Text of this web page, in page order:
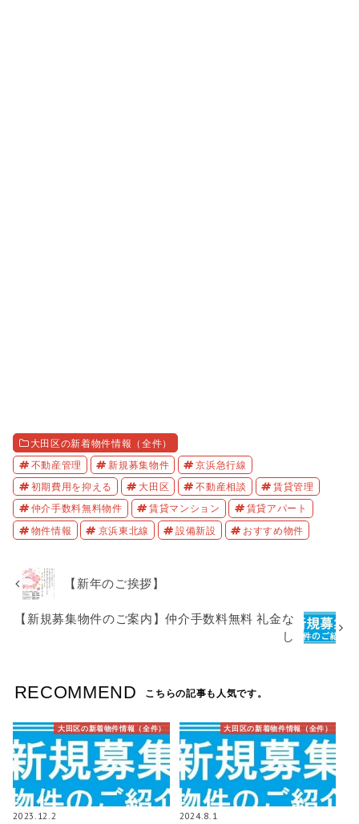
大田区の新着物件情報（全件）
不動産管理
新規募集物件
京浜急行線
初期費用を抑える
大田区 不動産相談
賃貸管理
仲介手数料無料物件
賃貸マンション
賃貸アパート
物件情報
京浜東北線 設備新設 おすすめ物件
【新年のご挨拶】
【新規募集物件のご案内】仲介手数料無料 礼金な
し
RECOMMEND こちらの記事も人気です。
大田区の新着物件情報（全件）
2023.12.2
大田区の新着物件情報（全件）
2024.8.1